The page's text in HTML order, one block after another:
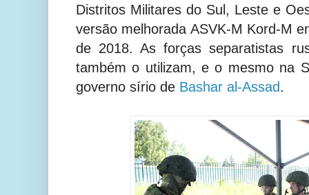
Distritos Militares do Sul, Leste e
versão melhorada ASVK-M Kord-M
de 2018. As forças separatistas
também o utilizam, e o mesmo na
governo sírio de Bashar al-Assad.